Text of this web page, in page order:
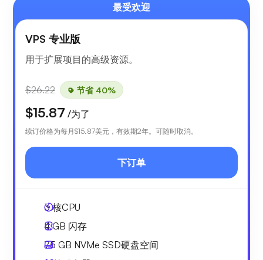
最受欢迎
VPS 专业版
用于扩展项目的高级资源。
$26.22 节省 40%
$15.87 /为了
续订价格为每月$15.87美元，有效期2年。可随时取消。
下订单
3核CPU
4 GB 闪存
75 GB NVMe SSD硬盘空间